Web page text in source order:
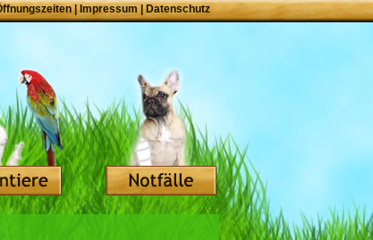
| Impressum|Datenschutz